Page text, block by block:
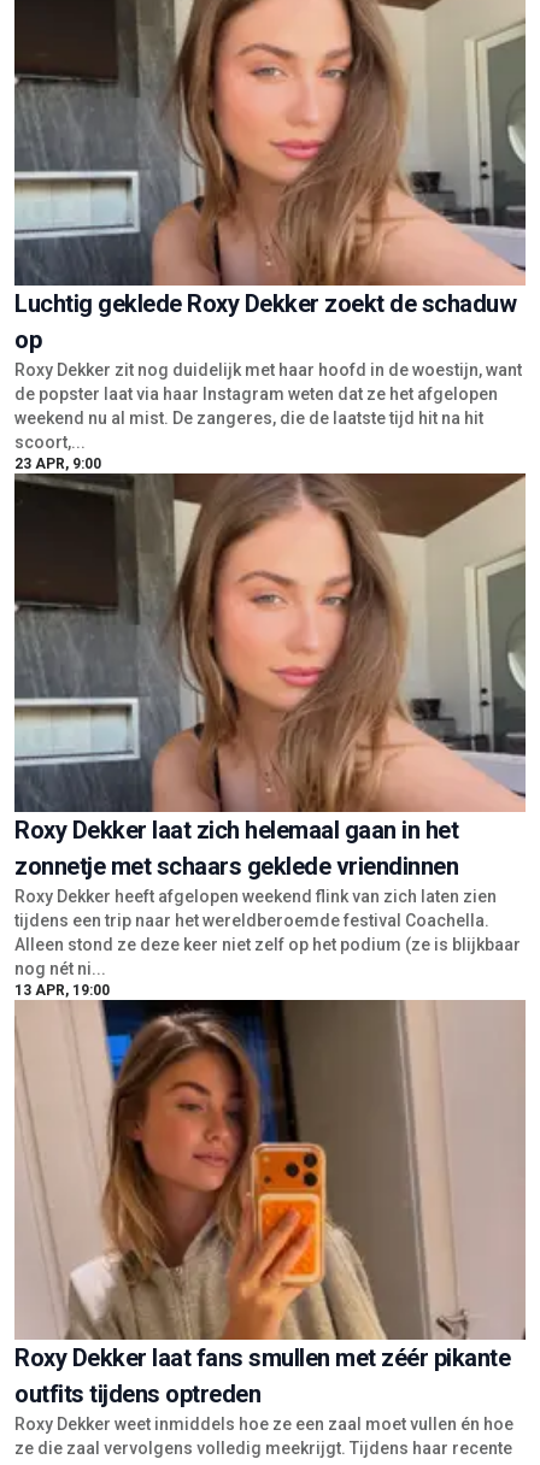
Luchtig geklede Roxy Dekker zoekt de schaduw
op
Roxy Dekker zit nog duidelijk met haar hoofd in de woestijn, want
de popster laat via haar Instagram weten dat ze het afgelopen
weekend nu al mist. De zangeres, die de laatste tijd hit na hit
scoort,...
23 APR, 9:00
Roxy Dekker laat zich helemaal gaan in het
zonnetje met schaars geklede vriendinnen
Roxy Dekker heeft afgelopen weekend flink van zich laten zien
tijdens een trip naar het wereldberoemde festival Coachella.
Alleen stond ze deze keer niet zelf op het podium (ze is blijkbaar
nog nét ni...
13 APR, 19:00
Roxy Dekker laat fans smullen met zéér pikante
outfits tijdens optreden
Roxy Dekker weet inmiddels hoe ze een zaal moet vullen én hoe
ze die zaal vervolgens volledig meekrijgt. Tijdens haar recente